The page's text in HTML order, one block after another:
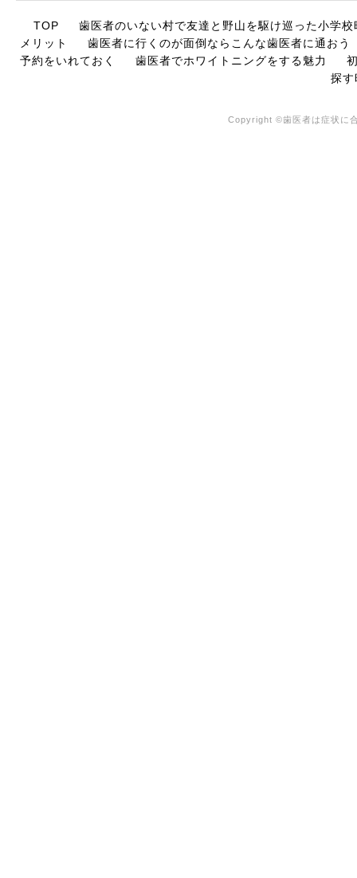
TOP
歯医者のいない村で友達と野山を駆け巡った小学校
メリット
歯医者に行くのが面倒ならこんな歯医者に通おう
予約をいれておく
歯医者でホワイトニングをする魅力
探す
Copyright ©歯医者は症状に